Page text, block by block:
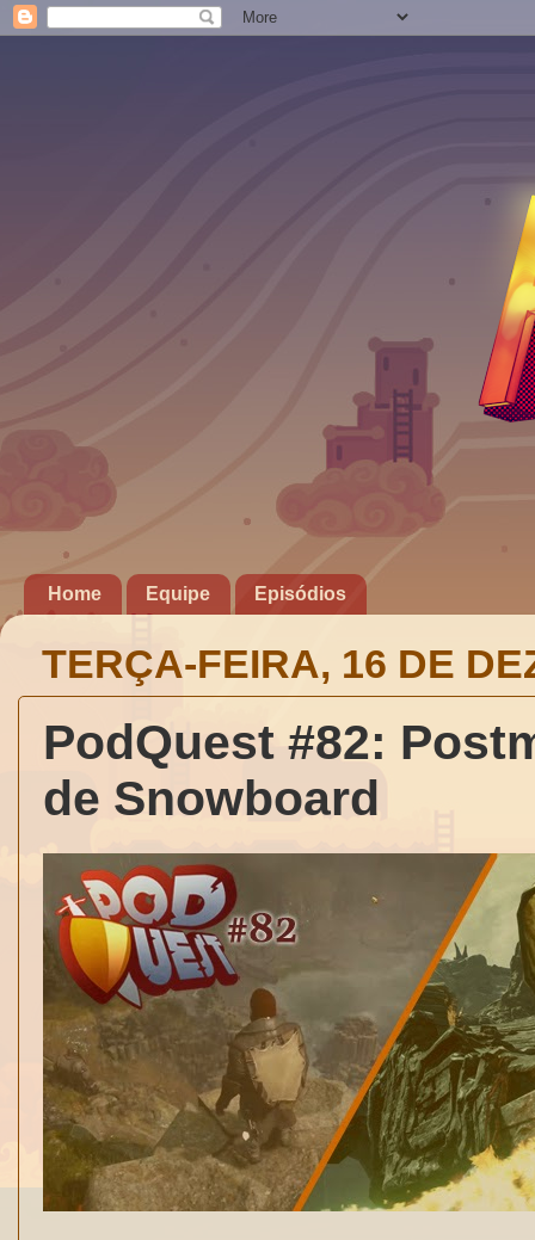
Home Equipe Episódios
TERÇA-FEIRA, 16 DE
PodQuest #82:
de Snowboard